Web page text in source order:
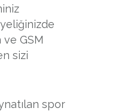
ve GSM
sizi
spor